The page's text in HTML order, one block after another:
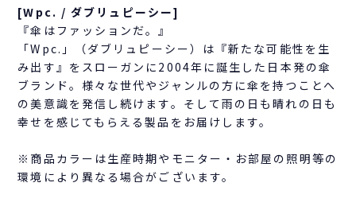
[Wpc. / ダブリュピーシー]
『傘はファッションだ。』
「Wpc.」（ダブリュピーシー）は『新たな可能性を生
み出す』をスローガンに2004年に誕生した日本発の傘
ブランド。様々な世代やジャンルの方に傘を持つことへ
の美意識を発信し続けます。そして雨の日も晴れの日も
幸せを感じてもらえる製品をお届けします。
※商品カラーは生産時期やモニター・お部屋の照明等の
環境により異なる場合がございます。